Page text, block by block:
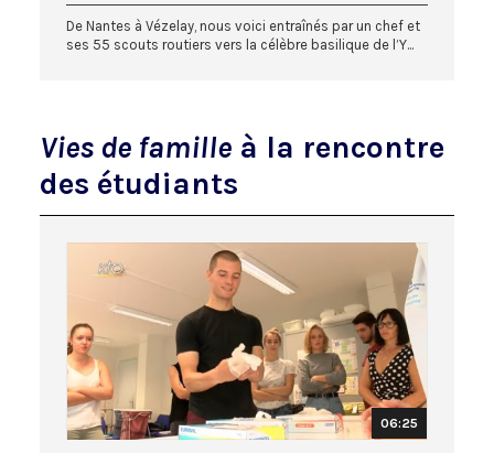
De Nantes à Vézelay, nous voici entraînés par un chef et
ses 55 scouts routiers vers la célèbre basilique de l’Y...
Vies de famille à la rencontre
des étudiants
06:25